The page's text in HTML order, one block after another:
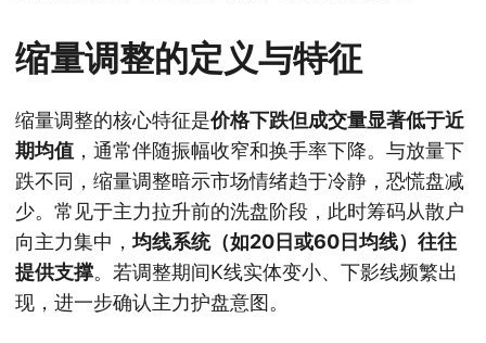
缩量调整的定义与特征
缩量调整的核心特征是价格下跌但成交量显著低于近
期均值 ，通常伴随振幅收窄和换手率下降。与放量下
跌不同，缩量调整暗示市场情绪趋于冷静，恐慌盘减
少。常见于主力拉升前的洗盘阶段，此时筹码从散户
向主力集中，均线系统（如20日或60日均线）往往
提供支撑。若调整期间K线实体变小、下影线频繁出
现，进一步确认主力护盘意图。